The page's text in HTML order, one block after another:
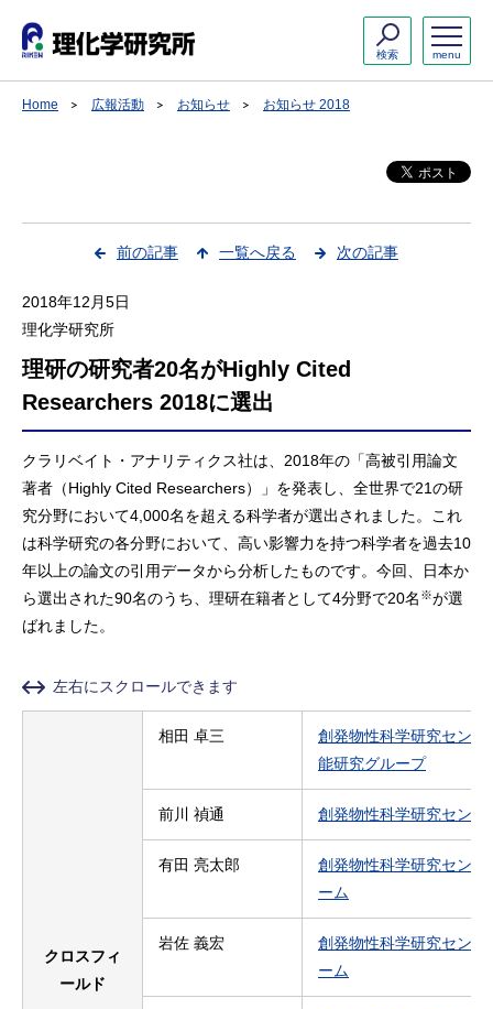
menu
検索
Home 広報活動 お知らせ お知らせ 2018
前の記事 一覧へ戻る 次の記事
2018年12月5日
理化学研究所
理研の研究者20名がHighly Cited
Researchers 2018に選出
クラリベイト・アナリティクス社は、2018年の「高被引用論文
著者（Highly Cited Researchers）」を発表し、全世界で21の研
究分野において4,000名を超える科学者が選出されました。これ
は科学研究の各分野において、高い影響力を持つ科学者を過去10
年以上の論文の引用データから分析したものです。今回、日本か
ら選出された90名のうち、理研在籍者として4分野で20名 ※が選
ばれました。
左右にスクロールできます
クロスフィ
ールド
相田 卓三
創発物性科学研究センタ
能研究グループ
前川 禎通 創発物性科学研究センタ
有田 亮太郎
創発物性科学研究センタ
ーム
岩佐 義宏
創発物性科学研究センタ
ーム